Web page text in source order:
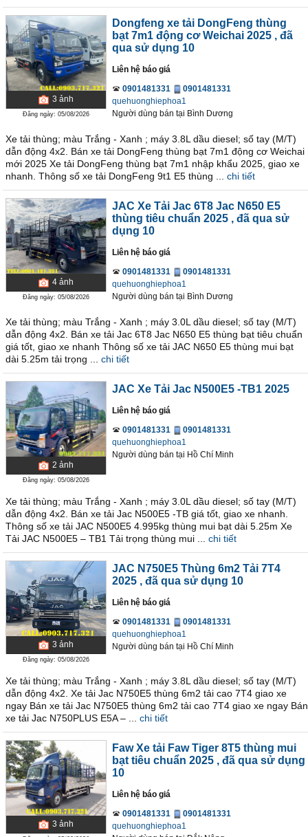
3 ảnh
Đăng ngày: 05/08/2026
Dongfeng xe tải DongFeng thùng
bạt 7m1 động cơ Weichai 2025 , đã
qua sử dụng 10
Liên hệ báo giá
0901481331
0901481331
quehuonghiephoa1
Người dùng bán tại Bình Dương
Xe tải thùng; màu Trắng - Xanh ; máy 3.8L dầu diesel; số tay (M/T)
dẫn động 4x2. Bán xe tải DongFeng thùng bạt 7m1 động cơ Weichai
mới 2025 Xe tải DongFeng thùng bạt 7m1 nhập khẩu 2025, giao xe
nhanh. Thông số xe tải DongFeng 9t1 E5 thùng ...
chi tiết
4 ảnh
Đăng ngày: 05/08/2026
JAC Xe Tải Jac 6T8 Jac N650 E5
thùng tiêu chuẩn 2025 , đã qua sử
dụng 10
Liên hệ báo giá
0901481331
0901481331
quehuonghiephoa1
Người dùng bán tại Bình Dương
Xe tải thùng; màu Trắng - Xanh ; máy 3.0L dầu diesel; số tay (M/T)
dẫn động 4x2. Bán xe tải Jac 6T8 Jac N650 E5 thùng bạt tiêu chuẩn
giá tốt, giao xe nhanh Thông số xe tải JAC N650 E5 thùng mui bạt
dài 5.25m tải trọng ...
chi tiết
2 ảnh
Đăng ngày: 05/08/2026
JAC Xe Tải Jac N500E5 -TB1 2025
Liên hệ báo giá
0901481331
0901481331
quehuonghiephoa1
Người dùng bán tại Hồ Chí Minh
Xe tải thùng; màu Trắng - Xanh ; máy 3.0L dầu diesel; số tay (M/T)
dẫn động 4x2. Bán xe tải Jac N500E5 -TB giá tốt, giao xe nhanh.
Thông số xe tải JAC N500E5 4.995kg thùng mui bạt dài 5.25m Xe
Tải JAC N500E5 – TB1 Tải trọng thùng mui ...
chi tiết
3 ảnh
Đăng ngày: 05/08/2026
JAC N750E5 Thùng 6m2 Tải 7T4
2025 , đã qua sử dụng 10
Liên hệ báo giá
0901481331
0901481331
quehuonghiephoa1
Người dùng bán tại Hồ Chí Minh
Xe tải thùng; màu Trắng - Xanh ; máy 3.8L dầu diesel; số tay (M/T)
dẫn động 4x2. Xe tải Jac N750E5 thùng 6m2 tải cao 7T4 giao xe
ngay Bán xe tải Jac N750E5 thùng 6m2 tải cao 7T4 giao xe ngay Bán
xe tải Jac N750PLUS E5A – ...
chi tiết
3 ảnh
Faw Xe tải Faw Tiger 8T5 thùng mui
bạt tiêu chuẩn 2025 , đã qua sử dụng
10
Liên hệ báo giá
0901481331
0901481331
quehuonghiephoa1